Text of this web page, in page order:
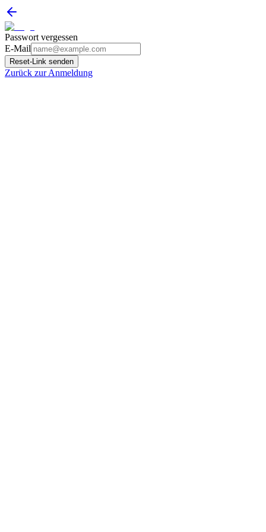
Passwort vergessen
E-Mail
Reset-Link senden
Zurück zur Anmeldung